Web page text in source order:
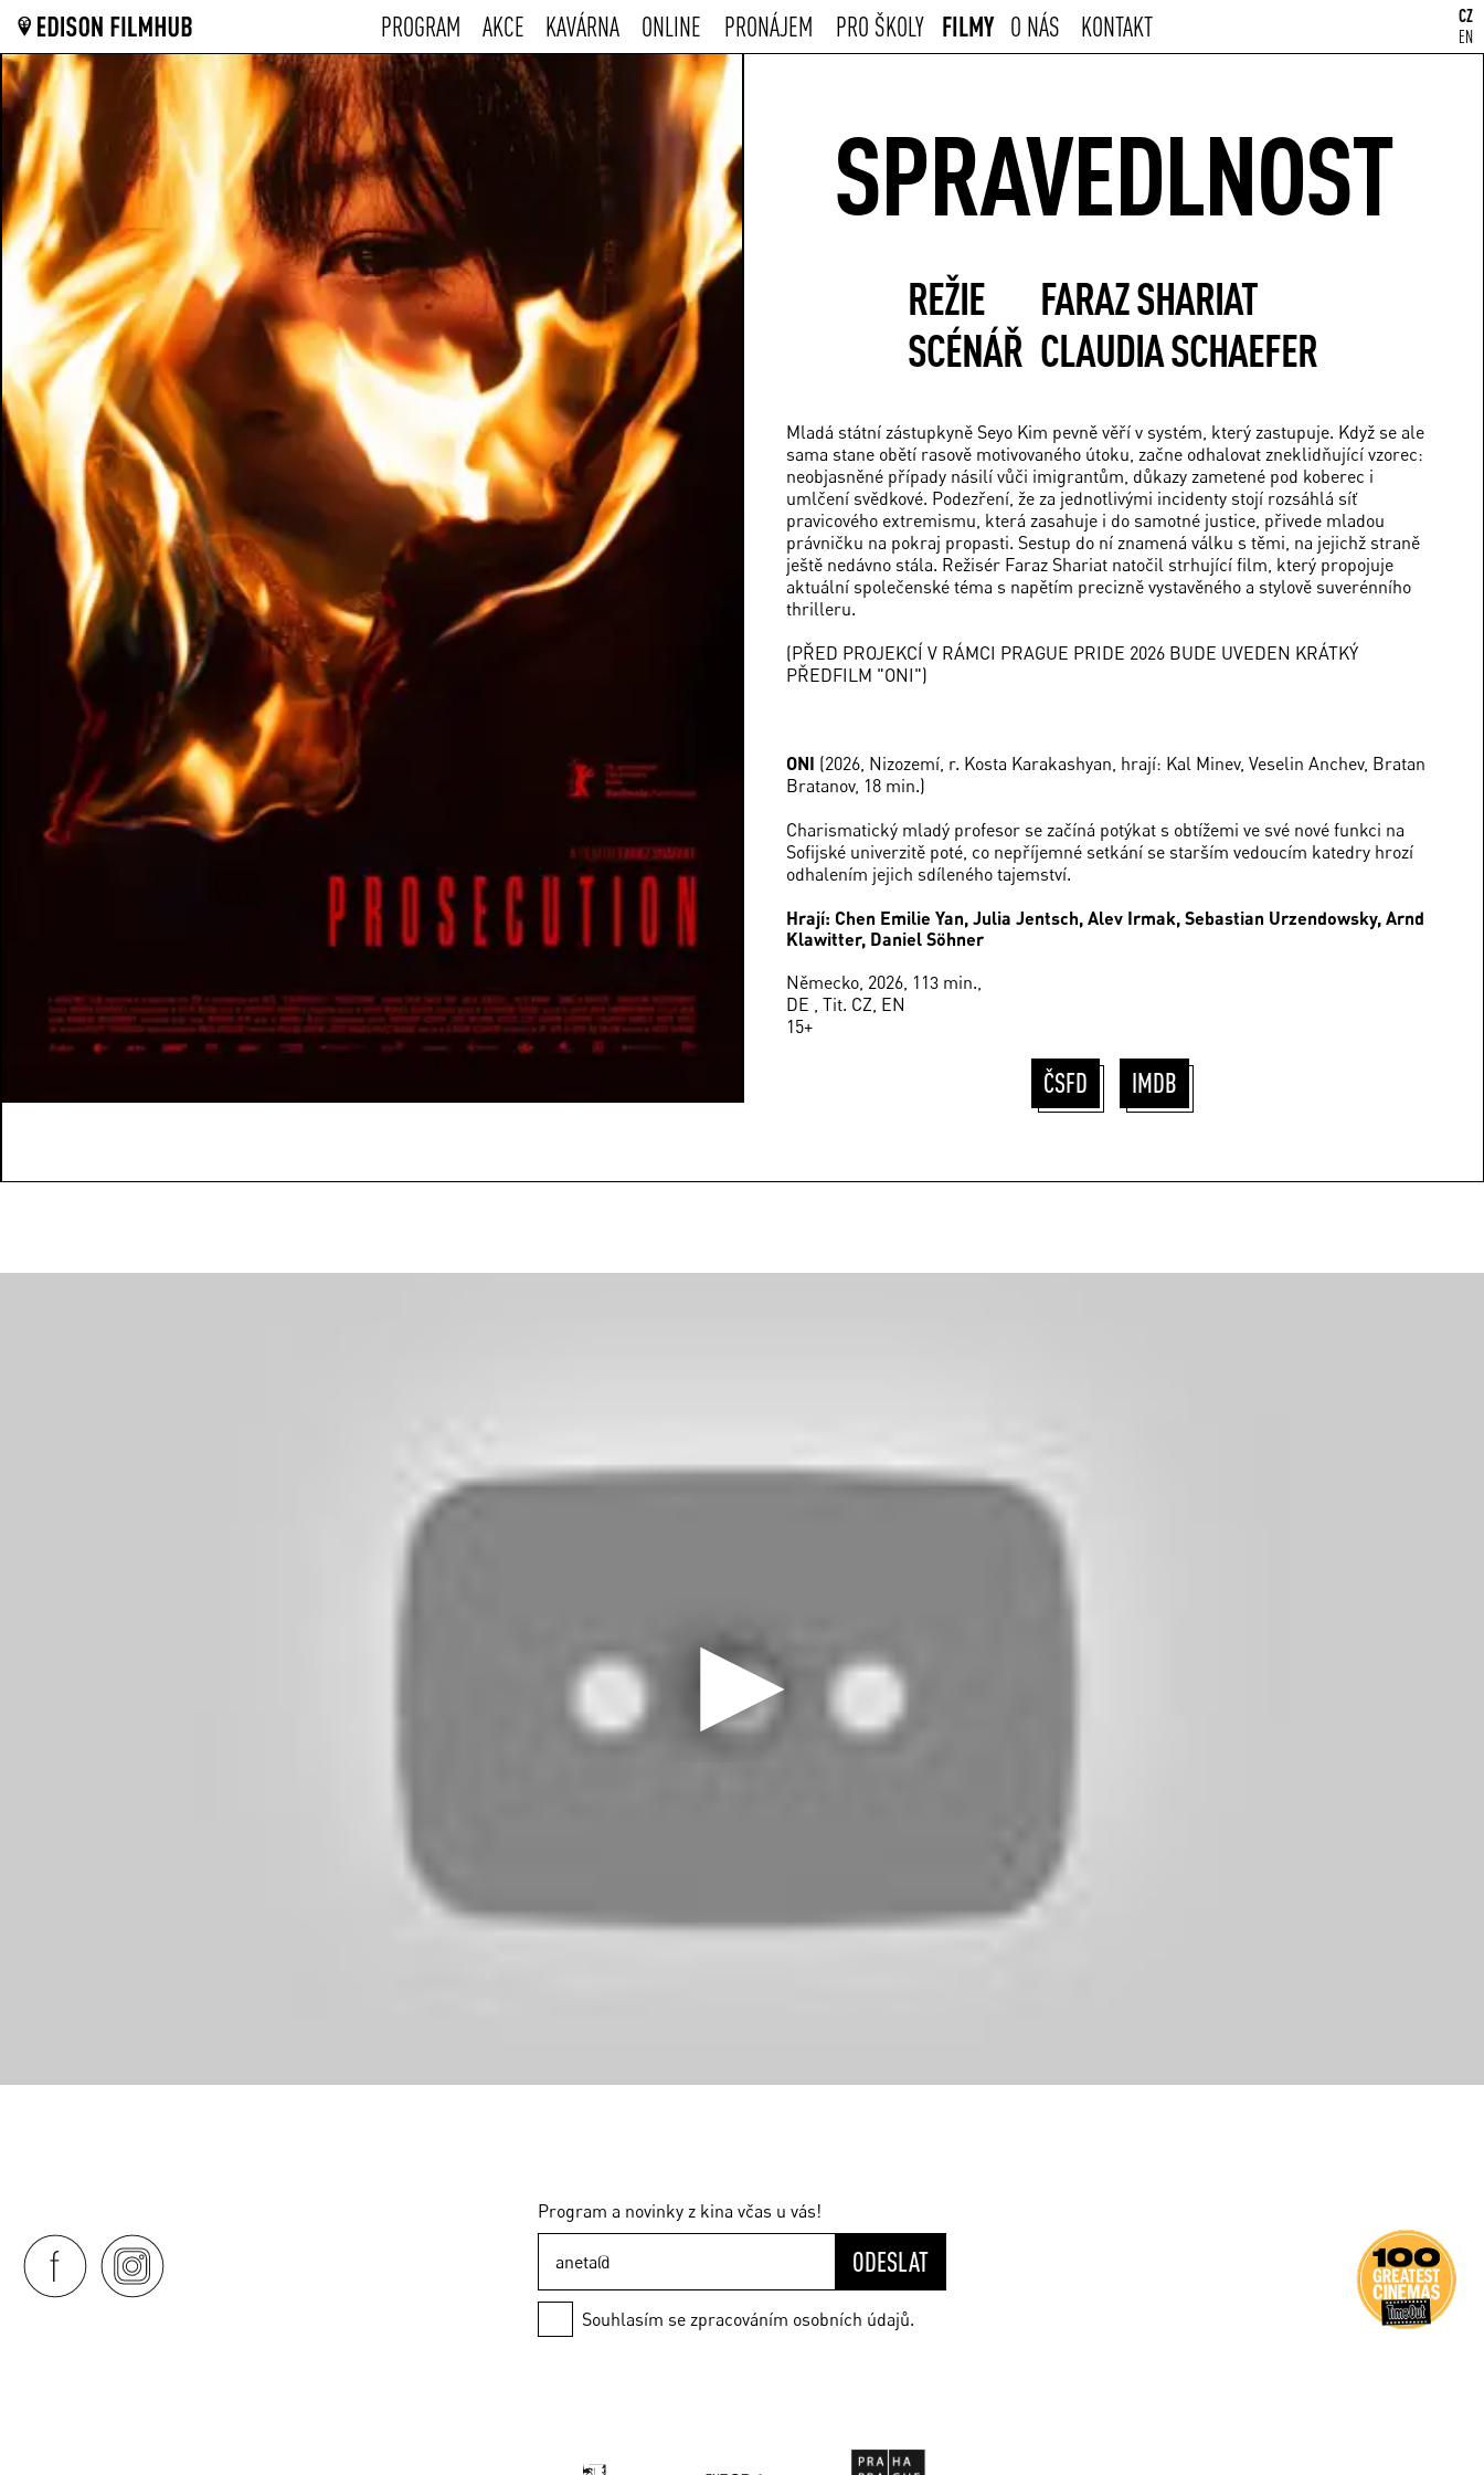
PROGRAM AKCE KAVÁRNA ONLINE PRONÁJEM PRO ŠKOLY FILMY O NÁS KONTAKT
CZ
EN
SPRAVEDLNOST
REŽIE
FARAZ SHARIAT
SCÉNÁŘ CLAUDIA SCHAEFER
Mladá státní zástupkyně Seyo Kim pevně věří v systém, který zastupuje. Když se ale
sama stane obětí rasově motivovaného útoku, začne odhalovat zneklidňující vzorec:
neobjasněné případy násilí vůči imigrantům, důkazy zametené pod koberec i
umlčení svědkové. Podezření, že za jednotlivými incidenty stojí rozsáhlá síť
pravicového extremismu, která zasahuje i do samotné justice, přivede mladou
právničku na pokraj propasti. Sestup do ní znamená válku s těmi, na jejichž straně
ještě nedávno stála. Režisér Faraz Shariat natočil strhující film, který propojuje
aktuální společenské téma s napětím precizně vystavěného a stylově suverénního
thrilleru.
(PŘED PROJEKCÍ V RÁMCI PRAGUE PRIDE 2026 BUDE UVEDEN KRÁTKÝ
PŘEDFILM "ONI")
ONI (2026, Nizozemí, r. Kosta Karakashyan, hrají: Kal Minev, Veselin Anchev, Bratan
Bratanov, 18 min.)
Charismatický mladý profesor se začíná potýkat s obtížemi ve své nové funkci na
Sofijské univerzitě poté, co nepříjemné setkání se starším vedoucím katedry hrozí
odhalením jejich sdíleného tajemství.
Hrají: Chen Emilie Yan, Julia Jentsch, Alev Irmak, Sebastian Urzendowsky, Arnd
Klawitter, Daniel Söhner
Německo, 2026, 113 min.,
DE , Tit. CZ, EN
15+
ČSFD IMDB
Program a novinky z kina včas u vás!
ODESLAT
Souhlasím se zpracováním osobních údajů.